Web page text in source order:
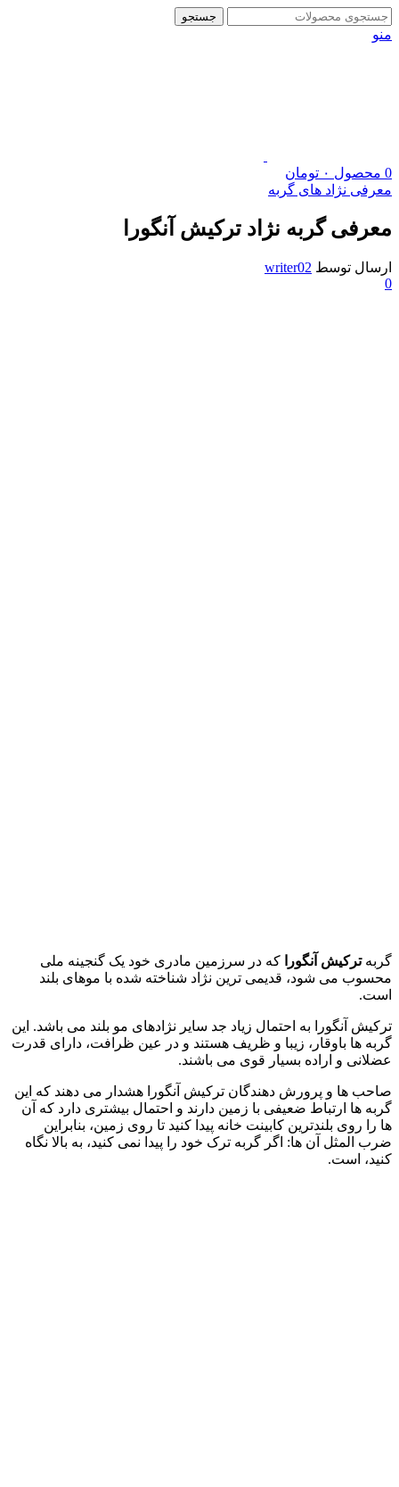
جستجو
منو
0 محصول ۰ تومان
معرفی نژاد های گربه
معرفی گربه نژاد ترکیش آنگورا
ارسال توسط writer02
0
گربهترکیش آنگورا
که در سرزمین مادری خود یک گنجینه ملی
محسوب می‌ شود، قدیمی‌ ترین نژاد شناخته‌ شده با موهای بلند
است.
ترکیش آنگورا به احتمال زیاد جد سایر نژادهای مو بلند می‌ باشد. این
گربه‌ ها باوقار، زیبا و ظریف هستند و در عین ظرافت، دارای قدرت
عضلانی و اراده بسیار قوی می‌ باشند.
صاحب‌ ها و پرورش‌ دهندگان ترکیش آنگورا هشدار می‌ دهند که این
گربه‌ ها ارتباط ضعیفی با زمین دارند و احتمال بیشتری دارد که آن‌
ها را روی بلندترین کابینت خانه پیدا کنید تا روی زمین، بنابراین
ضرب‌ المثل آن‌ ها: اگر گربه ترک خود را پیدا نمی‌ کنید، به بالا نگاه
کنید، است.